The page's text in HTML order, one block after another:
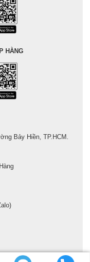
HÀNG
Bảy Hiền, TP.HCM.